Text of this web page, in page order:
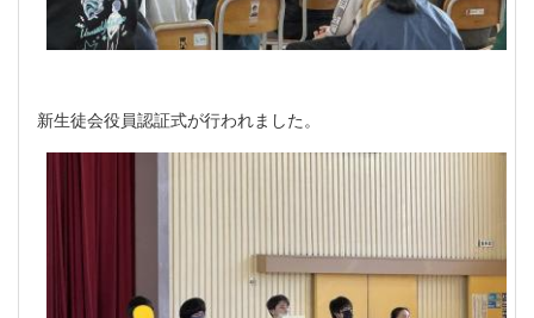
新生徒会役員認証式が行われました。